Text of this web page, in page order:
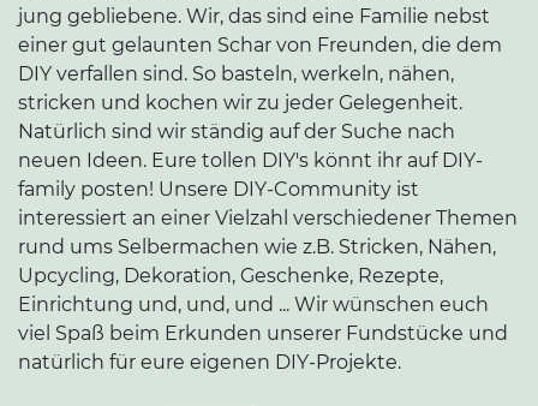
jung gebliebene. Wir, das sind eine Familie nebst
einer gut gelaunten Schar von Freunden, die dem
DIY verfallen sind. So basteln, werkeln, nähen,
stricken und kochen wir zu jeder Gelegenheit.
Natürlich sind wir ständig auf der Suche nach
neuen Ideen. Eure tollen DIY's könnt ihr auf DIY-
family posten! Unsere DIY-Community ist
interessiert an einer Vielzahl verschiedener Themen
rund ums Selbermachen wie z.B. Stricken, Nähen,
Upcycling, Dekoration, Geschenke, Rezepte,
Einrichtung und, und, und ... Wir wünschen euch
viel Spaß beim Erkunden unserer Fundstücke und
natürlich für eure eigenen DIY-Projekte.